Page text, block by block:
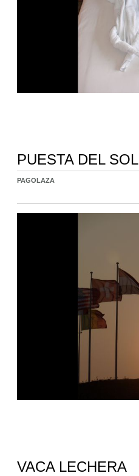
PUESTA DEL SOL
PAGOLAZA
VACA LECHERA